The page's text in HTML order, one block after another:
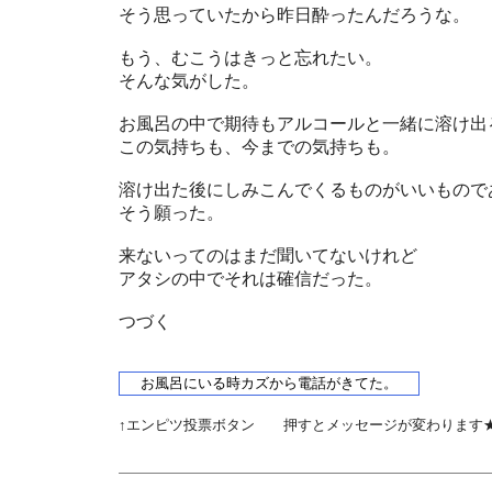
そう思っていたから昨日酔ったんだろうな。
もう、むこうはきっと忘れたい。
そんな気がした。
お風呂の中で期待もアルコールと一緒に溶け出
この気持ちも、今までの気持ちも。
溶け出た後にしみこんでくるものがいいもの
そう願った。
来ないってのはまだ聞いてないけれど
アタシの中でそれは確信だった。
つづく
↑エンピツ投票ボタン 押すとメッセージが変わります